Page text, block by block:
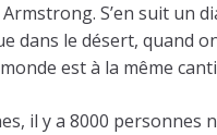
S’en suit
dans le désert, quand
est à la même
il y a 8000 personnes